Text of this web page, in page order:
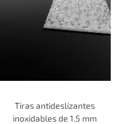
Tiras antideslizantes
inoxidables de 1.5 mm